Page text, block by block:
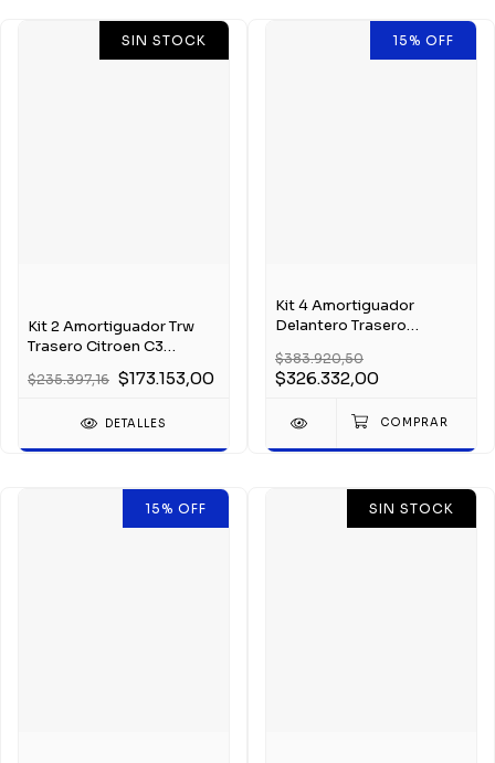
SIN STOCK
Kit 2 Amortiguador Trw
Trasero Citroen C3
$235.397,16 $173.153,00
DETALLES
15% OFF
Kit 4 Amortiguador
Delantero Trasero
$383.920,50
$326.332,00
15% OFF SIN STOCK